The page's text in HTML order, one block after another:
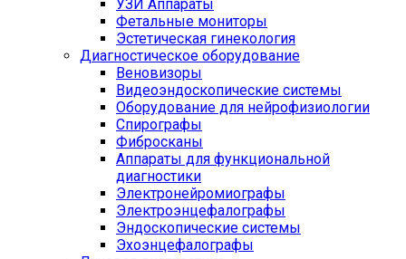
УЗИ Аппараты
Фетальные мониторы
Эстетическая гинекология
Диагностическое оборудование
Веновизоры
Видеоэндоскопические системы
Оборудование для нейрофизиологии
Спирографы
Фибросканы
Аппараты для функциональной
диагностики
Электронейромиографы
Электроэнцефалографы
Эндоскопические системы
Эхоэнцефалографы